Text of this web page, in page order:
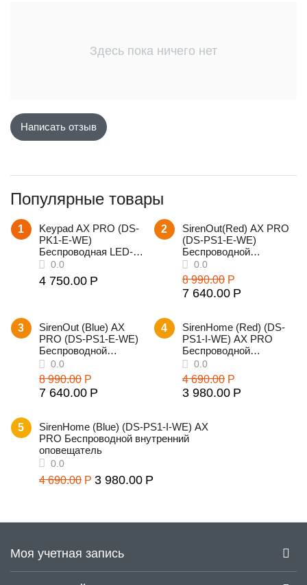
Здесь пока ничего нет
Написать отзыв
Популярные товары
1
Keypad AX PRO (DS-
PK1-E-WE)
Беспроводная LED-
клавиатура
0.0
4 750.00 Р
2
SirenOut(Red) AX PRO
(DS-PS1-E-WE)
Беспроводной
уличный оповещатель
8 990.00 Р
7 640.00 Р
3
SirenOut (Blue) AX
PRO (DS-PS1-E-WE)
Беспроводной
уличный оповещатель
0.0
8 990.00 Р
7 640.00 Р
4
SirenHome (Red) (DS-
PS1-I-WE) AX PRO
Беспроводной
внутренний
оповещатель
4 690.00 Р
3 980.00 Р
5
SirenHome (Blue) (DS-PS1-I-WE) AX
PRO Беспроводной внутренний
оповещатель
4 690.00 Р 3 980.00 Р
Моя учетная запись